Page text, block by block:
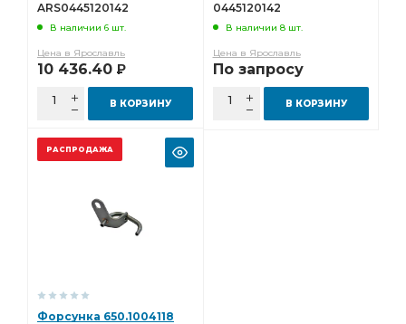
ARS0445120142
В наличии 6 шт.
Цена в Ярославль
10 436.40 Р
В КОРЗИНУ
0445120142
В наличии 8 шт.
Цена в Ярославль
По запросу
В КОРЗИНУ
РАСПРОДАЖА
Форсунка 650.1004118